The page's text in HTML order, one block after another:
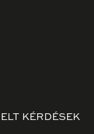
KÉRDÉSEK